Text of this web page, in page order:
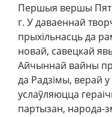
Першыя вершы
г. У даваеннай
прыхільнасць да
новай, савецкай
Айчыннай вайны
да Радзімы, верай
услаўляюцца
партызан, народа-